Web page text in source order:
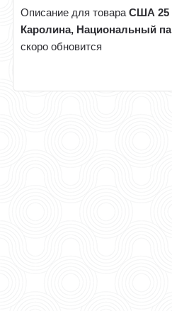
Описание для товараСША 25
Каролина, Национальный
скоро обновится